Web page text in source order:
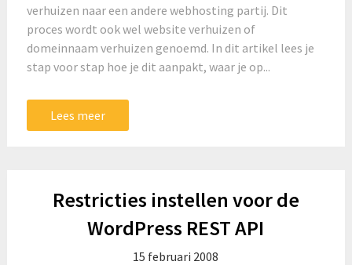
verhuizen naar een andere webhosting partij. Dit
proces wordt ook wel website verhuizen of
domeinnaam verhuizen genoemd. In dit artikel lees je
stap voor stap hoe je dit aanpakt, waar je op...
Lees meer
Restricties instellen voor de
WordPress REST API
15 februari 2008